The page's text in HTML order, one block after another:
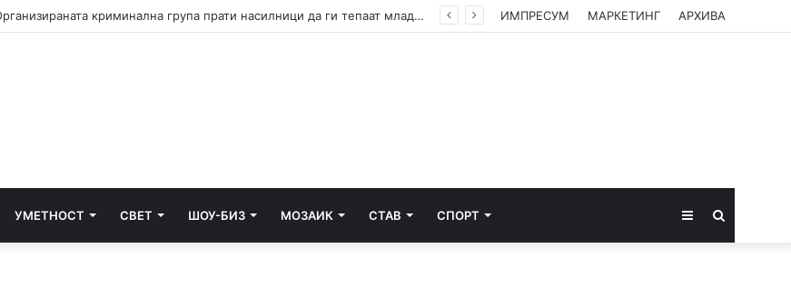
(Видео) Во Ново Село Организираната криминална група прати насилници да ги тепаат младите – затоа што се плашат од вистината ИМПРЕСУМ МАРКЕТИНГ АРХИВА
УМЕТНОСТ СВЕТ ШОУ-БИЗ МОЗАИК СТАВ СПОРТ Sidebar